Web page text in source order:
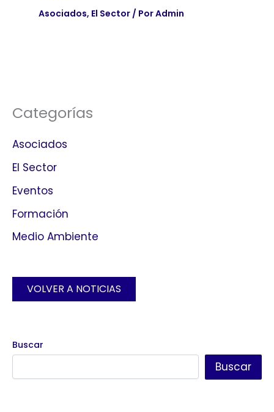
Asociados, El Sector/ PorAdmin
Categorías
Asociados
El Sector
Eventos
Formación
Medio Ambiente
VOLVER A NOTICIAS
Buscar
Buscar